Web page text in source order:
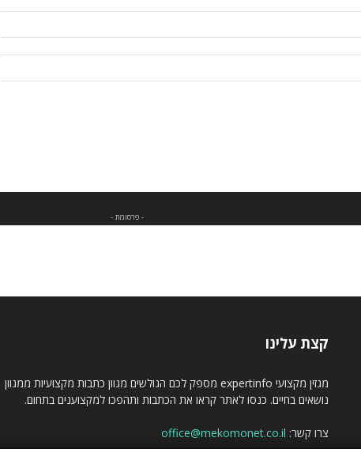
- פרסומת -
קצת עלינו
מגזין מקצועי expertinfo מספק לכם הגולשים מגוון כתבות מקצועיות ממגוון
נושאים בחיים. כנסו לאתר קראו את הכתבות ותהפכו למקצוענים בתחום.
צרו קשר: office@mekomonet.co.il